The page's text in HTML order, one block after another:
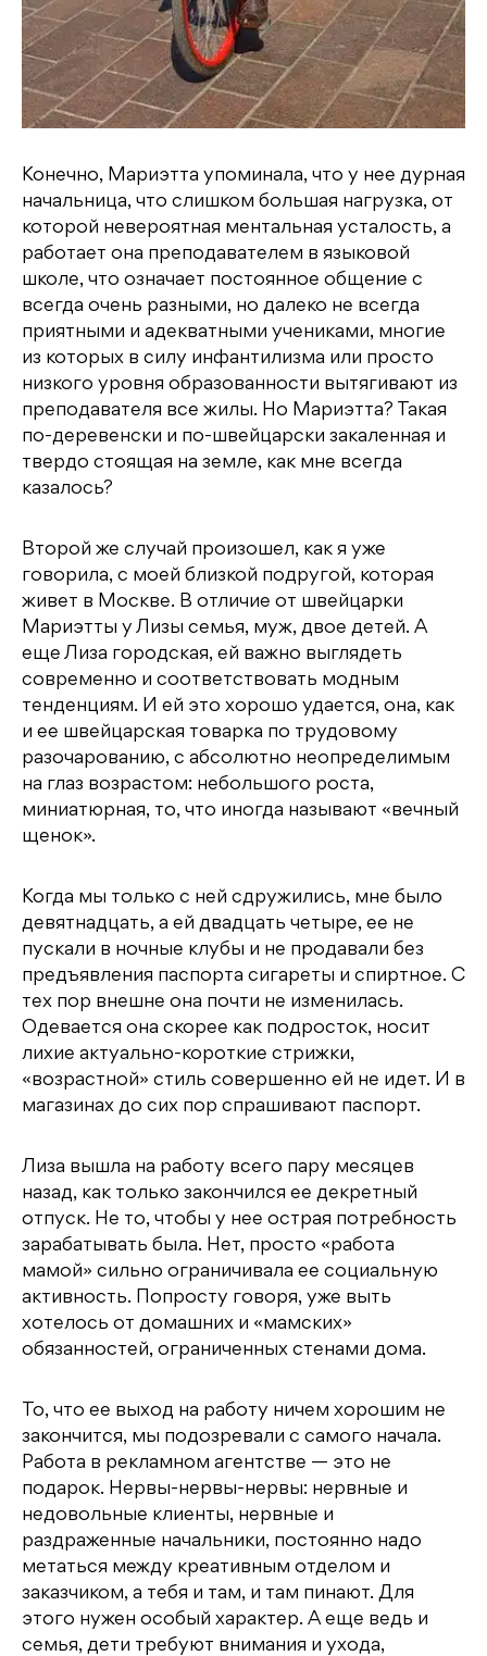
Конечно, Мариэтта упоминала, что у нее дурная
начальница, что слишком большая нагрузка, от
которой невероятная ментальная усталость, а
работает она преподавателем в языковой
школе, что означает постоянное общение с
всегда очень разными, но далеко не всегда
приятными и адекватными учениками, многие
из которых в силу инфантилизма или просто
низкого уровня образованности вытягивают из
преподавателя все жилы. Но Мариэтта? Такая
по-деревенски и по-швейцарски закаленная и
твердо стоящая на земле, как мне всегда
казалось?
Второй же случай произошел, как я уже
говорила, с моей близкой подругой, которая
живет в Москве. В отличие от швейцарки
Мариэтты у Лизы семья, муж, двое детей. А
еще Лиза городская, ей важно выглядеть
современно и соответствовать модным
тенденциям. И ей это хорошо удается, она, как
и ее швейцарская товарка по трудовому
разочарованию, с абсолютно неопределимым
на глаз возрастом: небольшого роста,
миниатюрная, то, что иногда называют «вечный
щенок».
Когда мы только с ней сдружились, мне было
девятнадцать, а ей двадцать четыре, ее не
пускали в ночные клубы и не продавали без
предъявления паспорта сигареты и спиртное. С
тех пор внешне она почти не изменилась.
Одевается она скорее как подросток, носит
лихие актуально-короткие стрижки,
«возрастной» стиль совершенно ей не идет. И в
магазинах до сих пор спрашивают паспорт.
Лиза вышла на работу всего пару месяцев
назад, как только закончился ее декретный
отпуск. Не то, чтобы у нее острая потребность
зарабатывать была. Нет, просто «работа
мамой» сильно ограничивала ее социальную
активность. Попросту говоря, уже выть
хотелось от домашних и «мамских»
обязанностей, ограниченных стенами дома.
То, что ее выход на работу ничем хорошим не
закончится, мы подозревали с самого начала.
Работа в рекламном агентстве — это не
подарок. Нервы-нервы-нервы: нервные и
недовольные клиенты, нервные и
раздраженные начальники, постоянно надо
метаться между креативным отделом и
заказчиком, а тебя и там, и там пинают. Для
этого нужен особый характер. А еще ведь и
семья, дети требуют внимания и ухода,